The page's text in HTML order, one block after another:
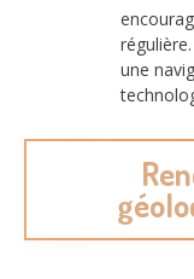
une